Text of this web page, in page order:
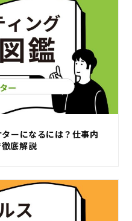
ーになるには？仕事内
底解説